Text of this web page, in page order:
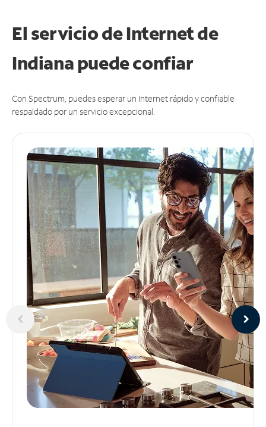
El servicio de Internet de
Indiana puedeconfiar
Con Spectrum, puedes esperar un Internet rápido y confiable
respaldado por un servicio excepcional.